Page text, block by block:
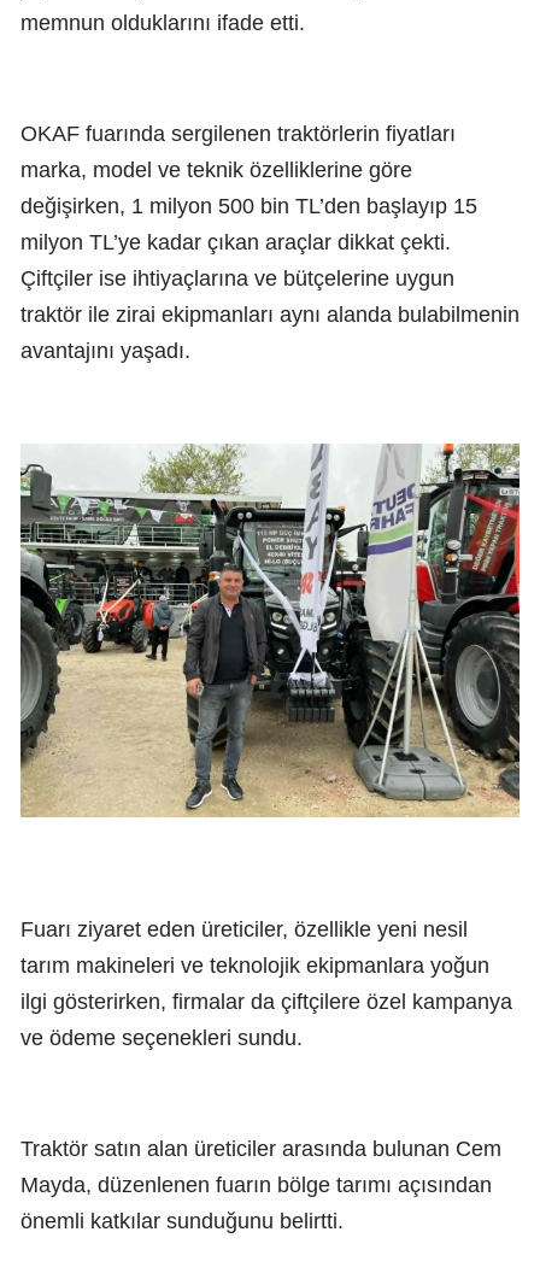
memnun olduklarını ifade etti.
OKAF fuarında sergilenen traktörlerin fiyatları
marka, model ve teknik özelliklerine göre
değişirken, 1 milyon 500 bin TL’den başlayıp 15
milyon TL’ye kadar çıkan araçlar dikkat çekti.
Çiftçiler ise ihtiyaçlarına ve bütçelerine uygun
traktör ile zirai ekipmanları aynı alanda bulabilmenin
avantajını yaşadı.
Fuarı ziyaret eden üreticiler, özellikle yeni nesil
tarım makineleri ve teknolojik ekipmanlara yoğun
ilgi gösterirken, firmalar da çiftçilere özel kampanya
ve ödeme seçenekleri sundu.
Traktör satın alan üreticiler arasında bulunan Cem
Mayda, düzenlenen fuarın bölge tarımı açısından
önemli katkılar sunduğunu belirtti.